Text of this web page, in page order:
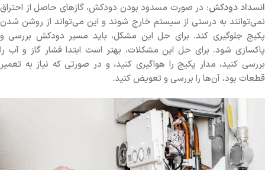
انسداد دودکش: در صورت مسدود بودن دودکش، گازهای حاصل از احتراق
نمی‌توانند به درستی از سیستم خارج شوند و این می‌تواند از روشن شدن
پکیج جلوگیری کند. برای حل این مشکل، باید مسیر دودکش بررسی و
پاکسازی شود. برای حل این مشکلات، بهتر است ابتدا فشار گاز و آب را
بررسی کنید، مدار پکیج را هواگیری کنید، و در صورتی که نیاز به تعمیر
قطعات بود، آن‌ها را بررسی و تعویض کنید.